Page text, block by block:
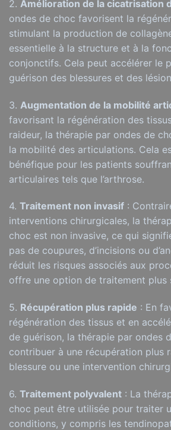
2. Amélioration de la cicatrisation
ondes de choc favorisent la
stimulant la production de
essentielle à la structure et à la
conjonctifs. Cela peut accélérer le
guérison des blessures et des
3. Augmentation de la mobilité
favorisant la régénération des
raideur, la thérapie par ondes de
la mobilité des articulations. Cela
bénéfique pour les patients
articulaires tels que l’arthrose.
4. Traitement non invasif :
interventions chirurgicales, la
choc est non invasive, ce qui
pas de coupures, d’incisions ou
réduit les risques associés aux
offre une option de traitement plus
5. Récupération plus rapide : En
régénération des tissus et en
de guérison, la thérapie par ondes
contribuer à une récupération plus
blessure ou une intervention
6. Traitement polyvalent : La
choc peut être utilisée pour traiter
conditions, y compris les